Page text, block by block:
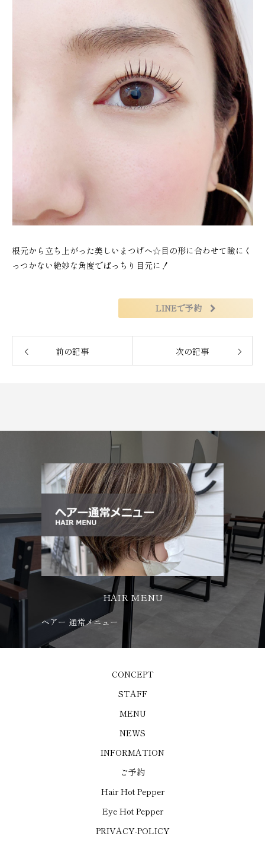
根元から立ち上がった美しいまつげへ☆目の形に合わせて瞼にく
っつかない絶妙な角度でぱっちり目元に！
LINEで予約
前の記事 次の記事
HAIR MENU
ヘアー 通常メニュー
CONCEPT
STAFF
MENU
NEWS
INFORMATION
ご予約
Hair Hot Pepper
Eye Hot Pepper
PRIVACY-POLICY